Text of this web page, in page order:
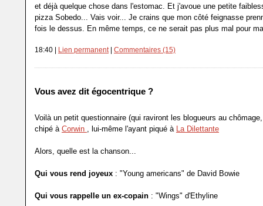
et déjà quelque chose dans l'estomac. Et j'avoue une petite
pizza Sobedo... Vais voir... Je crains que mon côté feignasse
fois le dessus. En même temps, ce ne serait pas plus mal pour
18:40 | Lien permanent | Commentaires (15)
Vous avez dit égocentrique ?
Voilà un petit questionnaire (qui raviront les blogueurs au
chipé à Corwin , lui-même l'ayant piqué à La Dilettante
Alors, quelle est la chanson...
Qui vous rend joyeux : "Young americans" de David Bowie
Qui vous rappelle un ex-copain : "Wings" d'Ethyline